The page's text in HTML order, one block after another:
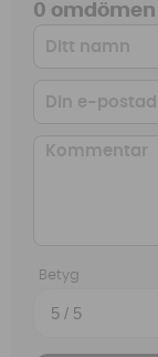
0 omdömen
Betyg